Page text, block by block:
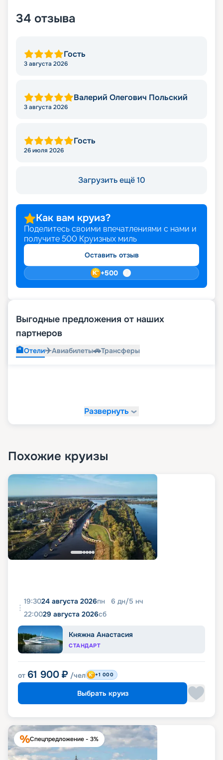
34 отзыва
Гость
3 августа 2026
Валерий Олегович Польский
3 августа 2026
Гость
26 июля 2026
Загрузить ещё 10
Как вам круиз?
Поделитесь своими впечатлениями с нами и
получите 500 Круизных миль
Оставить отзыв
+500
Выгодные предложения от наших
партнеров
🏨Отели✈️Авиабилеты🚗Трансферы
Развернуть
Похожие круизы
19:3024 августа 2026пн 6 дн/5 нч
22:0029 августа 2026сб
Княжна Анастасия
СТАНДАРТ
от 61 900 ₽ /чел +1 000
Выбрать круиз
Спецпредложение - 3%